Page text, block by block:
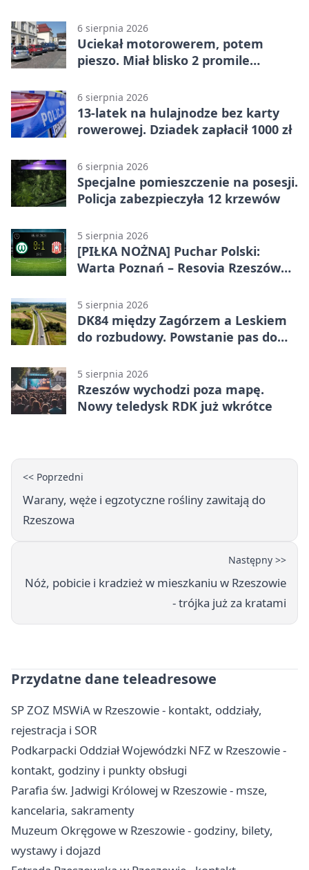
6 sierpnia 2026
Uciekał motorowerem, potem
pieszo. Miał blisko 2 promile
6 sierpnia 2026
13-latek na hulajnodze bez karty
rowerowej. Dziadek zapłacił 1000 zł
6 sierpnia 2026
Specjalne pomieszczenie na posesji.
Policja zabezpieczyła 12 krzewów
5 sierpnia 2026
[PIŁKA NOŻNA] Puchar Polski:
Warta Poznań – Resovia Rzeszów
pierwszoligowca
5 sierpnia 2026
DK84 między Zagórzem a Leskiem
do rozbudowy. Powstanie pas do
5 sierpnia 2026
Rzeszów wychodzi poza mapę.
Nowy teledysk RDK już wkrótce
<< Poprzedni
Warany, węże i egzotyczne rośliny zawitają do
Rzeszowa
Następny >>
Nóż, pobicie i kradzież w mieszkaniu w Rzeszowie
- trójka już za kratami
Przydatne dane teleadresowe
SP ZOZ MSWiA w Rzeszowie - kontakt, oddziały,
rejestracja i SOR
Podkarpacki Oddział Wojewódzki NFZ w Rzeszowie -
kontakt, godziny i punkty obsługi
Parafia św. Jadwigi Królowej w Rzeszowie - msze,
kancelaria, sakramenty
Muzeum Okręgowe w Rzeszowie - godziny, bilety,
wystawy i dojazd